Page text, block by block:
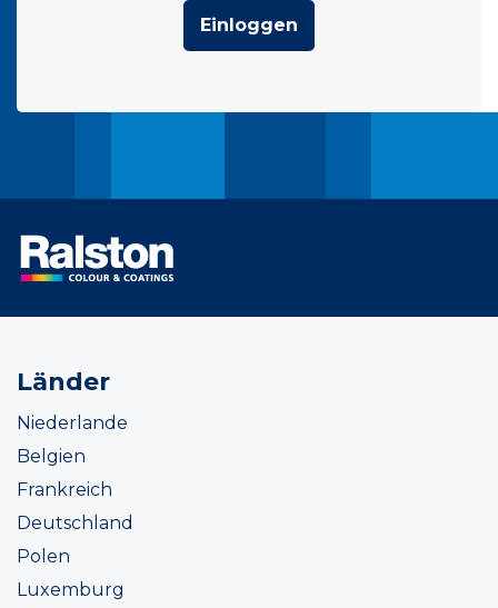
Einloggen
Länder
Niederlande
Belgien
Frankreich
Deutschland
Polen
Luxemburg